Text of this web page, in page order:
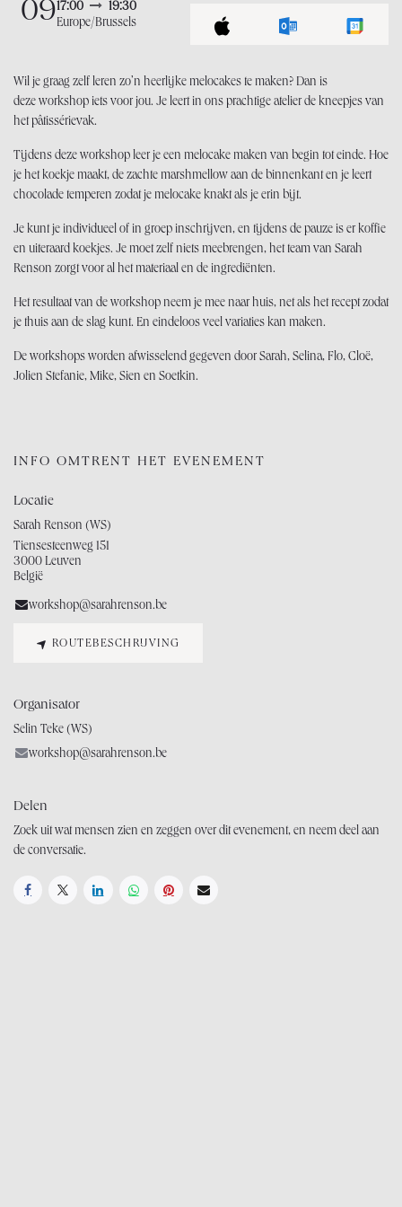
0917:00
19:30
Europe/Brussels
Wil je graag zelf leren zo’n heerlijke melocakes te maken? Dan is
deze workshop iets voor jou. Je leert in ons prachtige atelier de kneepjes van
het pâtissérievak.
Tijdens deze workshop leer je een melocake maken van begin tot einde. Hoe
je het koekje maakt, de zachte marshmellow aan de binnenkant en je leert
chocolade temperen zodat je melocake knakt als je erin bijt.
Je kunt je individueel of in groep inschrijven, en tijdens de pauze is er koffie
en uiteraard koekjes. Je moet zelf niets meebrengen, het team van Sarah
Renson zorgt voor al het materiaal en de ingrediënten.
Het resultaat van de workshop neem je mee naar huis, net als het recept zodat
je thuis aan de slag kunt. En eindeloos veel variaties kan maken.
De workshops worden afwisselend gegeven door Sarah, Selina, Flo, Cloë,
Jolien Stefanie, Mike, Sien en Soetkin.
INFO OMTRENT HET EVENEMENT
Locatie
Sarah Renson (WS)
Tiensesteenweg 151
3000 Leuven
België
workshop@sarahrenson.be
ROUTEBESCHRIJVING
Organisator
Selin Teke (WS)
workshop@sarahrenson.be
Delen
Zoek uit wat mensen zien en zeggen over dit evenement, en neem deel aan
de conversatie.